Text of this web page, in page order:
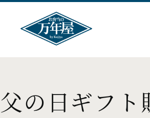
父の日ギフト